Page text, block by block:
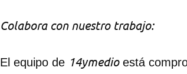
Colabora con nuestro trabajo:
El equipo de 14ymedioestá